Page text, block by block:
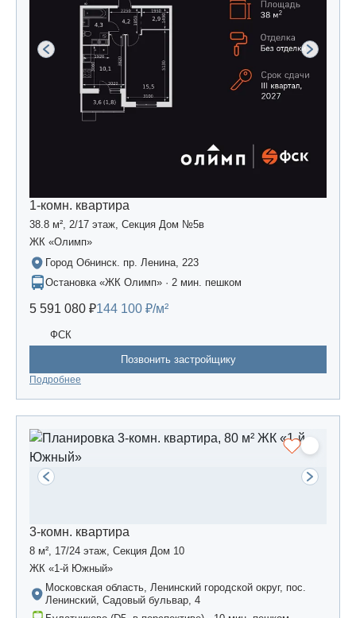
1-комн. квартира
38.8 м², 2/17 этаж, Секция Дом №5в
ЖК «Олимп»
Город Обнинск. пр. Ленина, 223
Остановка «ЖК Олимп» · 2 мин. пешком
5 591 080 ₽144 100 ₽/м²
ФСК
Позвонить застройщику
Подробнее
3-комн. квартира
8 м², 17/24 этаж, Секция Дом 10
ЖК «1-й Южный»
Московская область, Ленинский городской округ, пос.
Ленинский, Садовый бульвар, 4